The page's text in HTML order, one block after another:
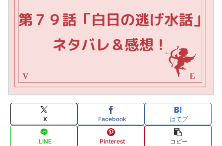
X Facebook はてブ
LINE Pinterest コピー